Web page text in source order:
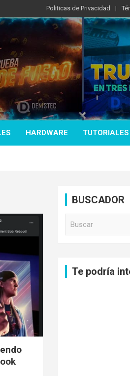
Politicas de Privacidad
HARDWARE TUTORIALES
BUSCADOR
Te podría